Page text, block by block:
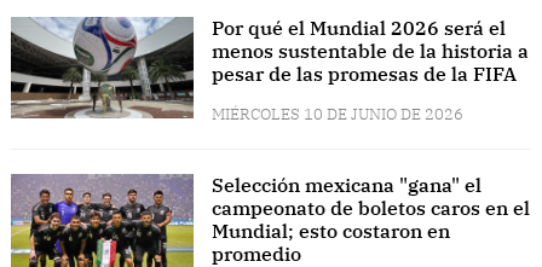
Por qué el Mundial 2026 será el
menos sustentable de la historia a
pesar de las promesas de la FIFA
MIÉRCOLES 10 DE JUNIO DE 2026
Selección mexicana "gana" el
campeonato de boletos caros en el
Mundial; esto costaron en
promedio